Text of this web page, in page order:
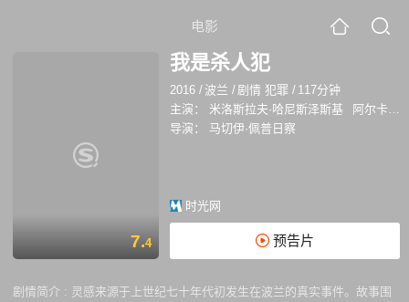
电影
7.4
我是杀人犯
2016 / 波兰 /剧情 犯罪 / 117分钟
主演：
米洛斯拉夫·哈尼斯泽斯基
阿尔卡迪乌什·雅库比克
导演：
马切伊·佩普日察
时光网
预告片
剧情简介 : 灵感来源于上世纪七十年代初发生在波兰的真实事件。故事围